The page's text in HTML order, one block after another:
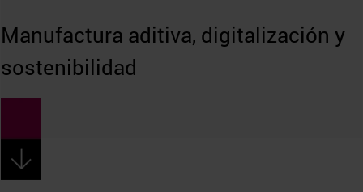
Manufactura aditiva, digitalización y
sostenibilidad